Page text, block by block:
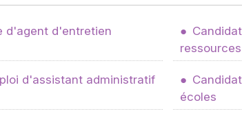
d'agent d'entretien
d'assistant administratif
écoles